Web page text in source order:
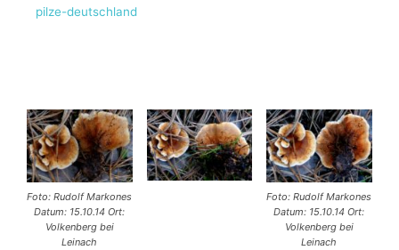
pilze-deutschland
Foto: Rudolf Markones
Datum: 15.10.14 Ort:
Volkenberg bei
Leinach
Foto: Rudolf Markones
Datum: 15.10.14 Ort:
Volkenberg bei
Leinach